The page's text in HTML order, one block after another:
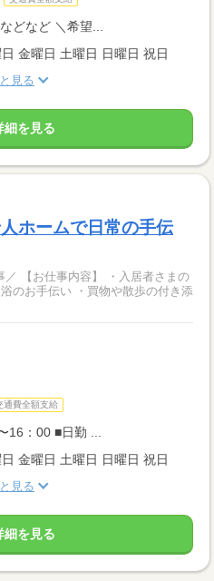
どなど ＼希望...
金曜日 土曜日 日曜日 祝日
見る
細を見る
ホームで日常の手伝
まの
のお手伝い ・買物や散歩の付き添
通費全額支給
16：00 ■日勤 ...
金曜日 土曜日 日曜日 祝日
見る
細を見る